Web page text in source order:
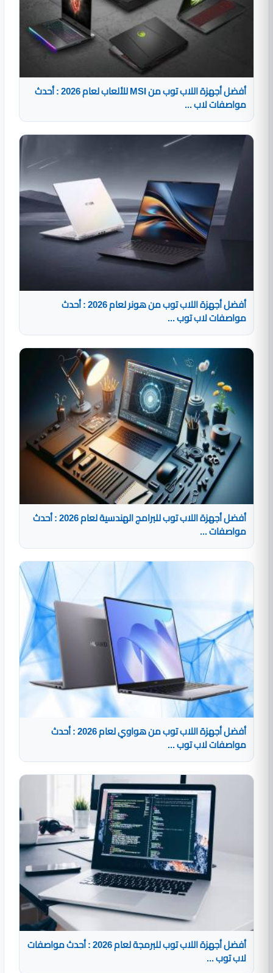
أفضل أجهزة اللاب توب من MSI للألعاب لعام 2026 : أحدث
مواصفات لاب ...
أفضل أجهزة اللاب توب من هونر لعام 2026 : أحدث
مواصفات لاب توب ...
أفضل أجهزة اللاب توب للبرامج الهندسية لعام 2026 : أحدث
مواصفات ...
أفضل أجهزة اللاب توب من هواوي لعام 2026 : أحدث
مواصفات لاب توب ...
أفضل أجهزة اللاب توب للبرمجة لعام 2026 : أحدث مواصفات
لاب توب ...